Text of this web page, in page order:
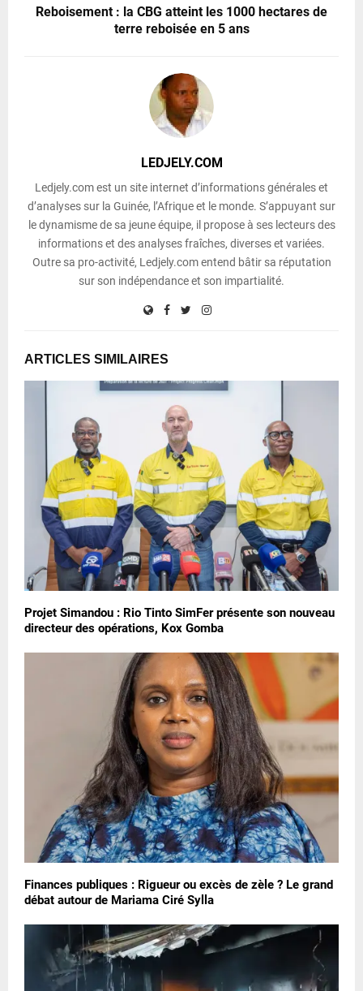
Reboisement : la CBG atteint les 1000 hectares de
terre reboisée en 5 ans
LEDJELY.COM
Ledjely.com est un site internet d’informations générales et
d’analyses sur la Guinée, l’Afrique et le monde. S’appuyant sur
le dynamisme de sa jeune équipe, il propose à ses lecteurs des
informations et des analyses fraîches, diverses et variées.
Outre sa pro-activité, Ledjely.com entend bâtir sa réputation
sur son indépendance et son impartialité.
ARTICLES SIMILAIRES
Projet Simandou : Rio Tinto SimFer présente son nouveau
directeur des opérations, Kox Gomba
Finances publiques : Rigueur ou excès de zèle ? Le grand
débat autour de Mariama Ciré Sylla